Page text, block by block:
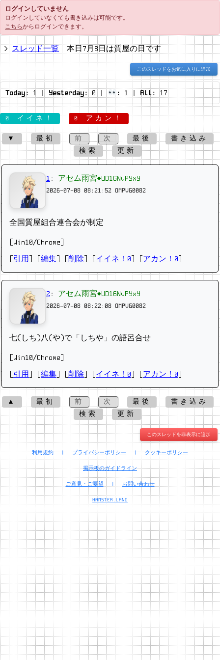
ログインしていません
ログインしていなくても書き込みは可能です。
こちらからログインできます。
スレッド一覧 本日7月8日は質屋の日です
このスレッドをお気に入りに追加
Today: 1 | Yesterday:0 | : 1 | All: 17
0 イイネ！ 0 アカン！
▼ 最初 前 次 最後
書き込み
検索
更新
1 : アセム雨宮◆UD16NvPYxY
2026-07-08 08:21:52 OMPVG0082
全国質屋組合連合会が制定
[Win10/Chrome]
引用 編集 削除 イイネ！0 アカン！0
2 : アセム雨宮◆UD16NvPYxY
2026-07-08 08:22:08 OMPVG0082
七(しち)八(や)で「しちや」の語呂合せ
[Win10/Chrome]
引用 編集 削除 イイネ！0 アカン！0
▲ 最初 前 次 最後
書き込み
検索
更新
このスレッドを非表示に追加
利用規約 | プライバシーポリシー | クッキーポリシー
掲示板のガイドライン
ご意見・ご要望 | お問い合わせ
HAMSTER.LAND